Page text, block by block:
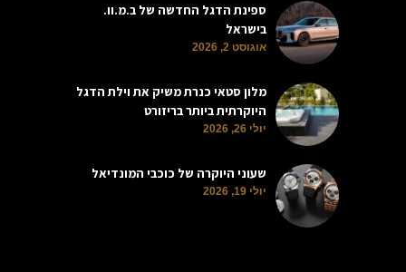
ספינת הדגל החדשה של ב.מ.וו.
בישראל
אוגוסט 2, 2026
מלון סטאי כנרת משיק את וילת הדגל
היוקרתית ביותר בריזורט
יולי 26, 2026
שעוני היוקרה של כוכבי המונדיאל
יולי 19, 2026